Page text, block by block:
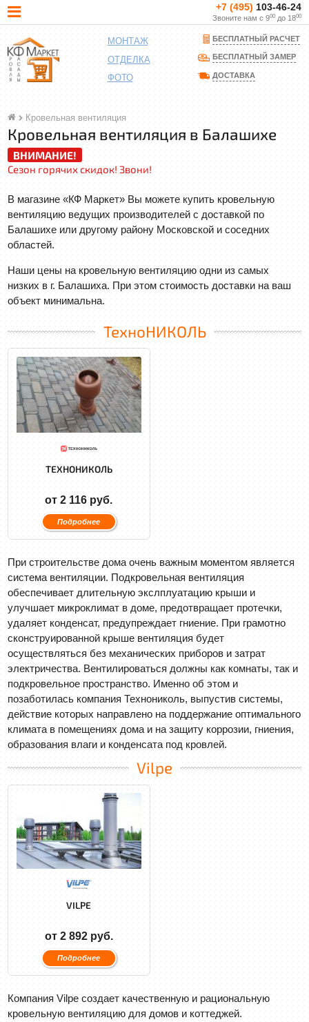
+7 (495) 103-46-24
Звоните нам с 900до 1800
МОНТАЖ
ОТДЕЛКА
ФОТО
БЕСПЛАТНЫЙ РАСЧЕТ
БЕСПЛАТНЫЙ ЗАМЕР
ДОСТАВКА
Кровельная вентиляция
Кровельная вентиляция в Балашихе
ВНИМАНИЕ!
Сезон горячих скидок! Звони!
В магазине «КФ Маркет» Вы можете купить кровельную
вентиляцию ведущих производителей с доставкой по
Балашихе или другому району Московской и соседних
областей.
Наши цены на кровельную вентиляцию одни из самых
низких в г. Балашиха. При этом стоимость доставки на ваш
объект минимальна.
ТехноНИКОЛЬ
ТЕХНОНИКОЛЬ
от 2 116 руб.
Подробнее
При строительстве дома очень важным моментом является
система вентиляции. Подкровельная вентиляция
обеспечивает длительную экслплуатацию крыши и
улучшает микроклимат в доме, предотвращает протечки,
удаляет конденсат, предупреждает гниение. При грамотно
сконструированной крыше вентиляция будет
осуществляться без механических приборов и затрат
электричества. Вентилироваться должны как комнаты, так и
подкровельное пространство. Именно об этом и
позаботилась компания Технониколь, выпустив системы,
действие которых направлено на поддержание оптимального
климата в помещениях дома и на защиту коррозии, гниения,
образования влаги и конденсата под кровлей.
Vilpe
VILPE
от 2 892 руб.
Подробнее
Компания Vilpe создает качественную и рациональную
кровельную вентиляцию для домов и коттеджей.